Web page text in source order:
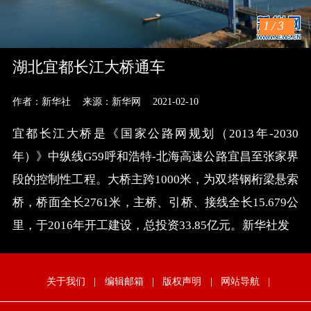
1 /3
湖北宜都长江大桥通车
作者：新华社 来源：新华网 2021-02-10
宜都长江大桥是《国家公路网规划（2013年-2030
年）》中纵线G59呼和浩特-北海高速公路宜昌至张家界
段的控制性工程。大桥主跨1000米，为双塔钢桁梁悬索
桥，桥面全长2761米，主桥、引桥、接线全长15.679公
里，于2016年开工建设，总投资33.85亿元。新华社发
关于我们 | 编辑邮箱 | 版权声明 | 网站导航 |